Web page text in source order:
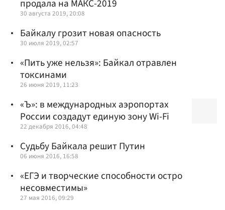
продала на МАКС-2019
30 августа 2019, 20:08
Байкалу грозит новая опасность
30 июля 2019, 02:57
«Пить уже нельзя»: Байкал отравлен
токсинами
26 июня 2019, 11:23
«Ъ»: в международных аэропортах
России создадут единую зону Wi-Fi
22 декабря 2016, 04:48
Судьбу Байкала решит Путин
06 июня 2016, 16:58
«ЕГЭ и творческие способности остро
несовместимы»
27 мая 2016, 09:29